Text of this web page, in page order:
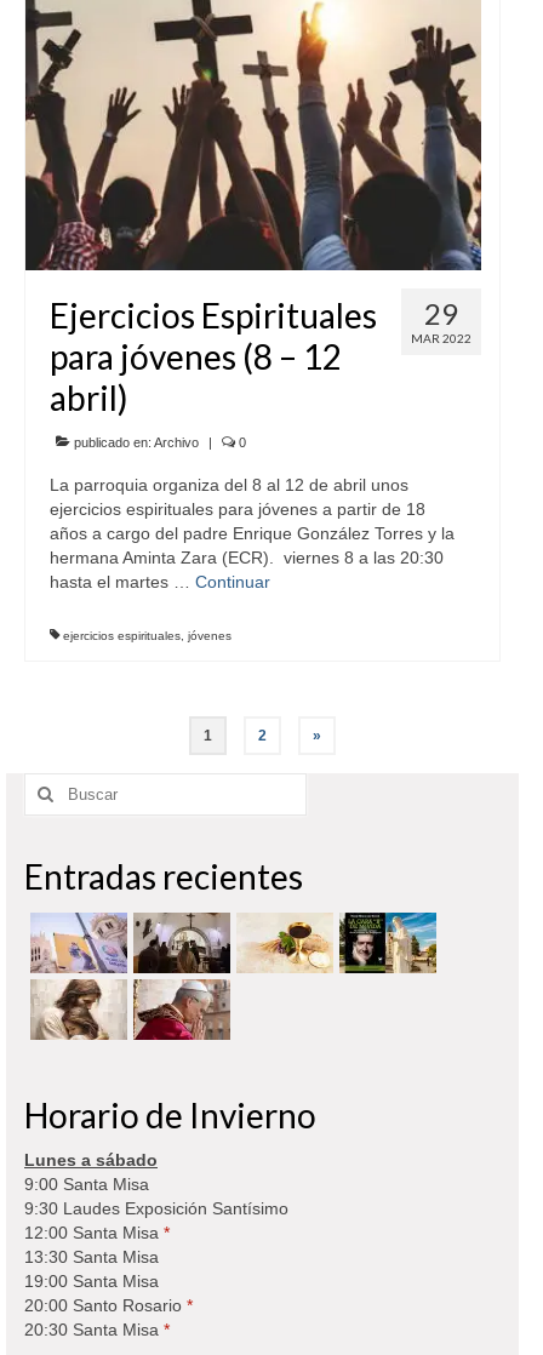
29
MAR 2022
Ejercicios Espirituales
para jóvenes (8 – 12
abril)
publicado en: Archivo 0
La parroquia organiza del 8 al 12 de abril unos
ejercicios espirituales para jóvenes a partir de 18
años a cargo del padre Enrique González Torres y la
hermana Aminta Zara (ECR). viernes 8 a las 20:30
hasta el martes … Continuar
ejercicios espirituales, jóvenes
de
entradas
1 2 »
Buscar
por:
Entradas recientes
Horario de Invierno
Lunes a sábado
9:00 Santa Misa
9:30 Laudes Exposición Santísimo
12:00 Santa Misa *
13:30 Santa Misa
19:00 Santa Misa
20:00 Santo Rosario *
20:30 Santa Misa *